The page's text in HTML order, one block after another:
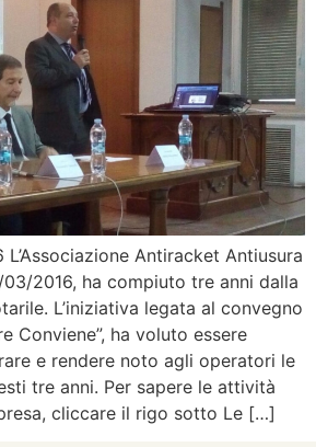
Antiracket Antiusura
2016, ha compiuto tre anni dalla
L’iniziativa legata al convegno
Conviene”, ha voluto essere
e rendere noto agli operatori le
tre anni. Per sapere le attività
cliccare il rigo sotto Le […]